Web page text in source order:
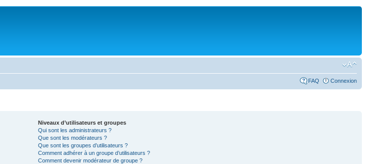
FAQ Connexion
Niveaux d’utilisateurs et groupes
Qui sont les administrateurs ?
Que sont les modérateurs ?
Que sont les groupes d’utilisateurs ?
Comment adhérer à un groupe d’utilisateurs ?
Comment devenir modérateur de groupe ?